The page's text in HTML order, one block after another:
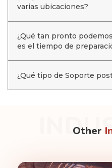
varias ubicaciones?
¿Qué tan pronto
es el tiempo de
¿Qué tipo de Soporte
Other